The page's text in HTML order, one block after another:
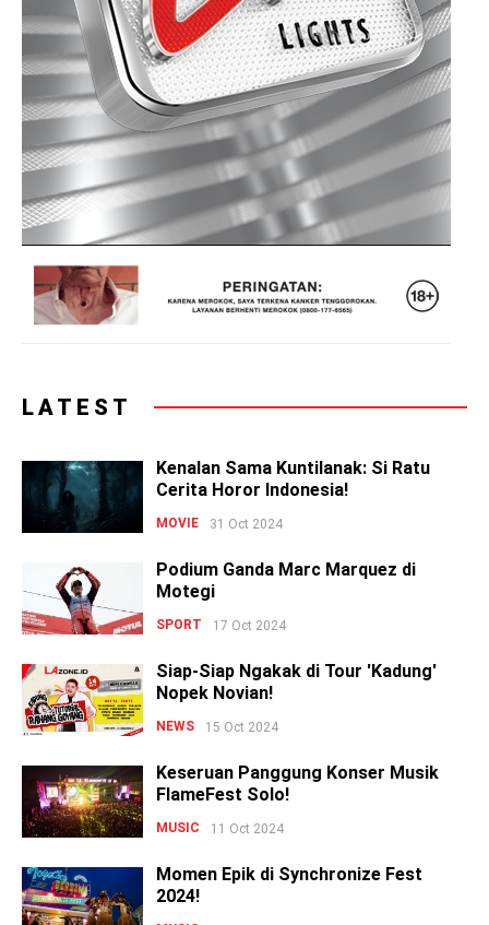
LATEST
Kenalan Sama Kuntilanak: Si Ratu
Cerita Horor Indonesia!
MOVIE 31 Oct 2024
Podium Ganda Marc Marquez di
Motegi
SPORT 17 Oct 2024
Siap-Siap Ngakak di Tour 'Kadung'
Nopek Novian!
NEWS 15 Oct 2024
Keseruan Panggung Konser Musik
FlameFest Solo!
MUSIC 11 Oct 2024
Momen Epik di Synchronize Fest
2024!